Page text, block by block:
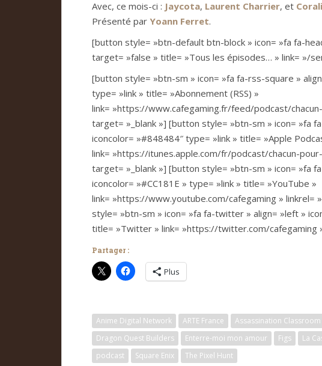
Avec, ce mois-ci : Jaycota, Laurent Charrier, et
Présenté par Yoann Ferret.
[button style= »btn-default btn-block » icon= »fa fa-
target= »false » title= »Tous les épisodes… » link= »/
[button style= »btn-sm » icon= »fa fa-rss-square »
type= »link » title= »Abonnement (RSS) »
link= »https://www.cafegaming.fr/feed/podcast/
target= »_blank »] [button style= »btn-sm » icon= »fa
iconcolor= »#848484″ type= »link » title= »Apple
link= »https://itunes.apple.com/fr/podcast/chacun-
target= »_blank »] [button style= »btn-sm » icon= »fa
iconcolor= »#CC181E » type= »link » title= »YouTube »
link= »https://www.youtube.com/cafegaming » linkrel=
style= »btn-sm » icon= »fa fa-twitter » align= »left »
title= »Twitter » link= »https://twitter.com/cafegaming
Partager :
Plus
Anime Digital Network ARTE France Assassination Classroom
Dragon Quest Builders
Enterre-moi mon amour Figs La
podcast
Square Enix The Pixel Hunt